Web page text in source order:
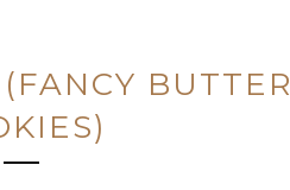
BUTTER